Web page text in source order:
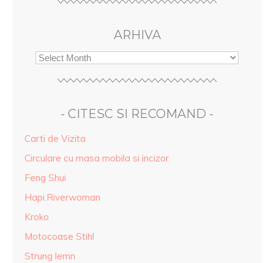
ARHIVA
- CITESC SI RECOMAND -
Carti de Vizita
Circulare cu masa mobila si incizor
Feng Shui
Hapi.Riverwoman
Kroko
Motocoase Stihl
Strung lemn